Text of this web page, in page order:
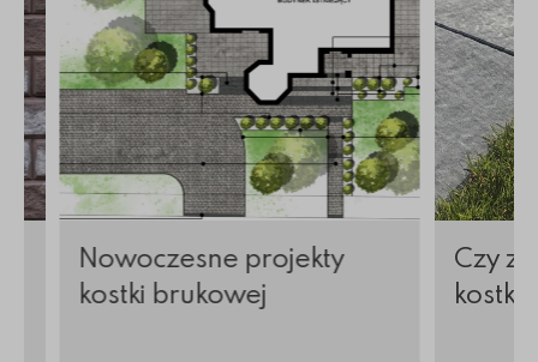
Nowoczesne projekty
kostki brukowej
Czy